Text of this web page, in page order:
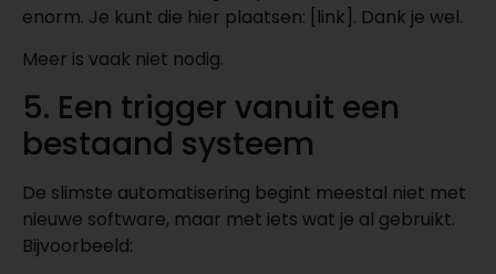
enorm. Je kunt die hier plaatsen: [link]. Dank je wel.
Meer is vaak niet nodig.
5. Een trigger vanuit een
bestaand systeem
De slimste automatisering begint meestal niet met
nieuwe software, maar met iets wat je al gebruikt.
Bijvoorbeeld: